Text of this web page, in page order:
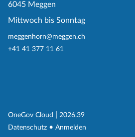
6045 Meggen
Mittwoch bis Sonntag
meggenhorn@meggen.ch
+41 41 377 11 61
OneGov Cloud (External Link)
2026.39
Datenschutz (External Link)
Anmelden